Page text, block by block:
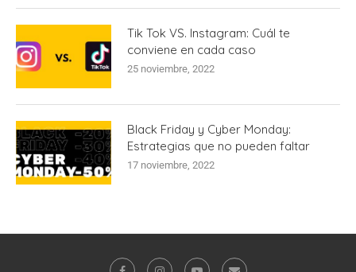
Tik Tok VS. Instagram: Cuál te
conviene en cada caso
25 noviembre, 2022
Black Friday y Cyber Monday:
Estrategias que no pueden faltar
17 noviembre, 2022